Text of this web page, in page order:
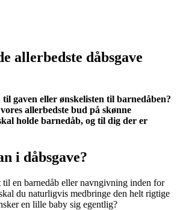
allerbedste dåbsgave
gaven eller ønskelisten til barnedåben?
allerbedste bud på skønne
holde barnedåb, og til dig der er
i dåbsgave?
en barnedåb eller navngivning inden for
du naturligvis medbringe den helt rigtige
en lille baby sig egentlig?